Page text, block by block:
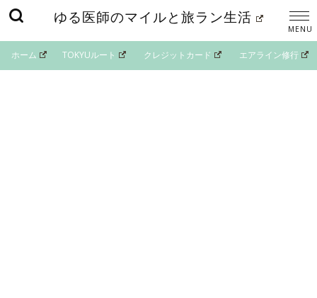
ゆる医師のマイルと旅ラン生活
ホーム TOKYUルート クレジットカード エアライン修行